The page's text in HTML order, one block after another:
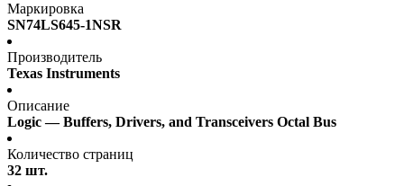
Маркировка
SN74LS645-1NSR
Производитель
Texas Instruments
Описание
Logic — Buffers, Drivers, and Transceivers Octal Bus
Количество страниц
32 шт.